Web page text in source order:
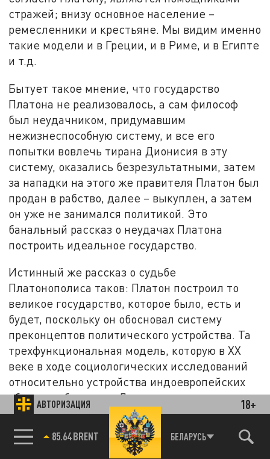
АВТОРИЗАЦИЯ 18+
85.64 BRENT БЕЛАРУСЬ
стражей; внизу основное население –
ремесленники и крестьяне. Мы видим именно
такие модели и в Греции, и в Риме, и в Египте
и т.д.
Бытует такое мнение, что государство
Платона не реализовалось, а сам философ
был неудачником, придумавшим
нежизнеспособную систему, и все его
попытки вовлечь тирана Дионисия в эту
систему, оказались безрезультатными, затем
за нападки на этого же правителя Платон был
продан в рабство, далее – выкуплен, а затем
он уже не занимался политикой. Это
банальный рассказ о неудачах Платона
построить идеальное государство.
Истинный же рассказ о судьбе
Платонополиса таков: Платон построил то
великое государство, которое было, есть и
будет, поскольку он обосновал систему
преконцептов политического устройства. Та
трехфункциональная модель, которую в XX
веке в ходе социологических исследований
относительно устройства индоевропейских
обществ обнаружил Дюмезиль, есть не что
иное, как еще один пересказ "Государства"
Платона. Все Средневековье с его тремя
сословиями – это реализация идеального